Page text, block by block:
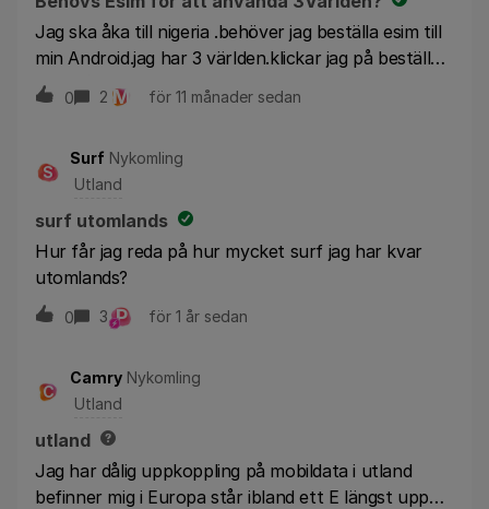
Jag ska åka till nigeria .behöver jag beställa esim till
min Android.jag har 3 världen.klickar jag på beställa
esim så händer inget
0 2 M för 11 månader sedan
S
Surf Nykomling
Utland
surf utomlands
Hur får jag reda på hur mycket surf jag har kvar
utomlands?
0 3 P för 1 år sedan
C
Camry Nykomling
Utland
utland
Jag har dålig uppkoppling på mobildata i utland
befinner mig i Europa står ibland ett E längst upp